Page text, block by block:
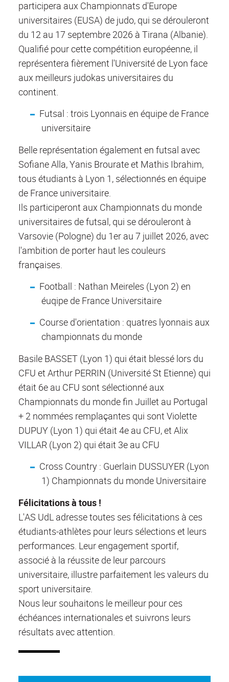
participera aux Championnats d'Europe
universitaires (EUSA) de judo, qui se dérouleront
du 12 au 17 septembre 2026 à Tirana (Albanie).
Qualifié pour cette compétition européenne, il
représentera fièrement l'Université de Lyon face
aux meilleurs judokas universitaires du
continent.
Futsal : trois Lyonnais en équipe de France
universitaire
Belle représentation également en futsal avec
Sofiane Alla, Yanis Brourate et Mathis Ibrahim,
tous étudiants à Lyon 1, sélectionnés en équipe
de France universitaire.
Ils participeront aux Championnats du monde
universitaires de futsal, qui se dérouleront à
Varsovie (Pologne) du 1er au 7 juillet 2026, avec
l'ambition de porter haut les couleurs
françaises.
Football : Nathan Meireles (Lyon 2) en
éuqipe de France Universitaire
Course d'orientation : quatres lyonnais aux
championnats du monde
Basile BASSET (Lyon 1) qui était blessé lors du
CFU et Arthur PERRIN (Université St Etienne) qui
était 6e au CFU sont sélectionné aux
Championnats du monde fin Juillet au Portugal
+ 2 nommées remplaçantes qui sont Violette
DUPUY (Lyon 1) qui était 4e au CFU, et Alix
VILLAR (Lyon 2) qui était 3e au CFU
Cross Country : Guerlain DUSSUYER (Lyon
1) Championnats du monde Universitaire
Félicitations à tous !
L'AS UdL adresse toutes ses félicitations à ces
étudiants-athlètes pour leurs sélections et leurs
performances. Leur engagement sportif,
associé à la réussite de leur parcours
universitaire, illustre parfaitement les valeurs du
sport universitaire.
Nous leur souhaitons le meilleur pour ces
échéances internationales et suivrons leurs
résultats avec attention.